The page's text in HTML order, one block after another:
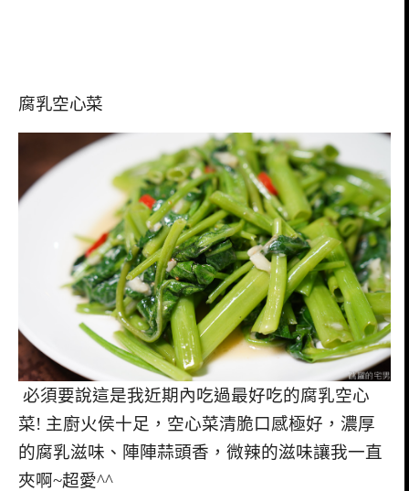
腐乳空心菜
必須要說這是我近期內吃過最好吃的腐乳空心
菜! 主廚火侯十足，空心菜清脆口感極好，濃厚
的腐乳滋味、陣陣蒜頭香，微辣的滋味讓我一直
夾啊~超愛^^